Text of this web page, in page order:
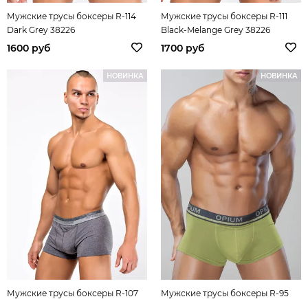
Мужские трусы боксеры R-114
Dark Grey 38226
1600 руб
Мужские трусы боксеры R-111
Black-Melange Grey 38226
1700 руб
НОВИНКА
Мужские трусы боксеры R-107
НОВИНКА
Мужские трусы боксеры R-95